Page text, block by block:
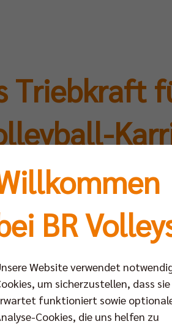
Triebkraft
Do 21.11.2024
BR
Website verwendet
um sicherzustellen, dass
funktioniert sowie
Cookies, die uns helfen zu